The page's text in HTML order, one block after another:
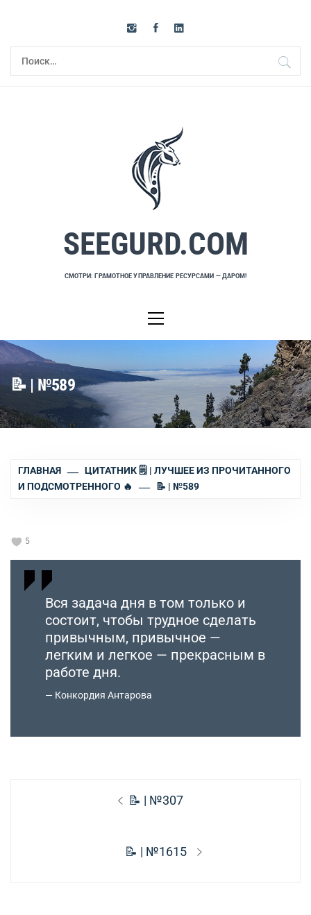
содержимому
Найти:
SEEGURD.COM
СМОТРИ: ГРАМОТНОЕ УПРАВЛЕНИЕ РЕСУРСАМИ — ДАРОМ!
меню
📝 | №589
ГЛАВНАЯ
ЦИТАТНИК 🗒 | ЛУЧШЕЕ ИЗ ПРОЧИТАННОГО
И ПОДСМОТРЕННОГО 🔥
📝 | №589
5
Вся задача дня в том только и
состоит, чтобы трудное сделать
привычным, привычное —
легким и легкое — прекрасным в
работе дня.
Конкордия Антарова
Предыдущая
📝 | №307
Следующая
📝 | №1615